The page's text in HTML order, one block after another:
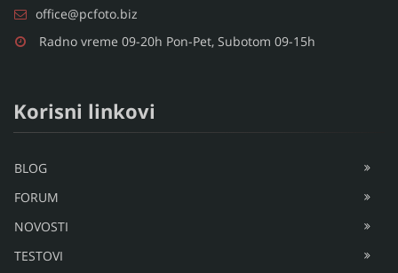
office@pcfoto.biz
Radno vreme 09-20h Pon-Pet, Subotom 09-15h
Korisni linkovi
BLOG
FORUM
NOVOSTI
TESTOVI